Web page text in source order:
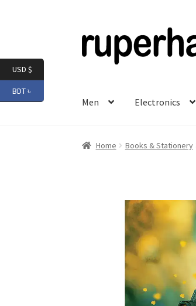
to
navigation
to
content
Men Electronics
Home Books & Stationery
USD $
BDT ৳